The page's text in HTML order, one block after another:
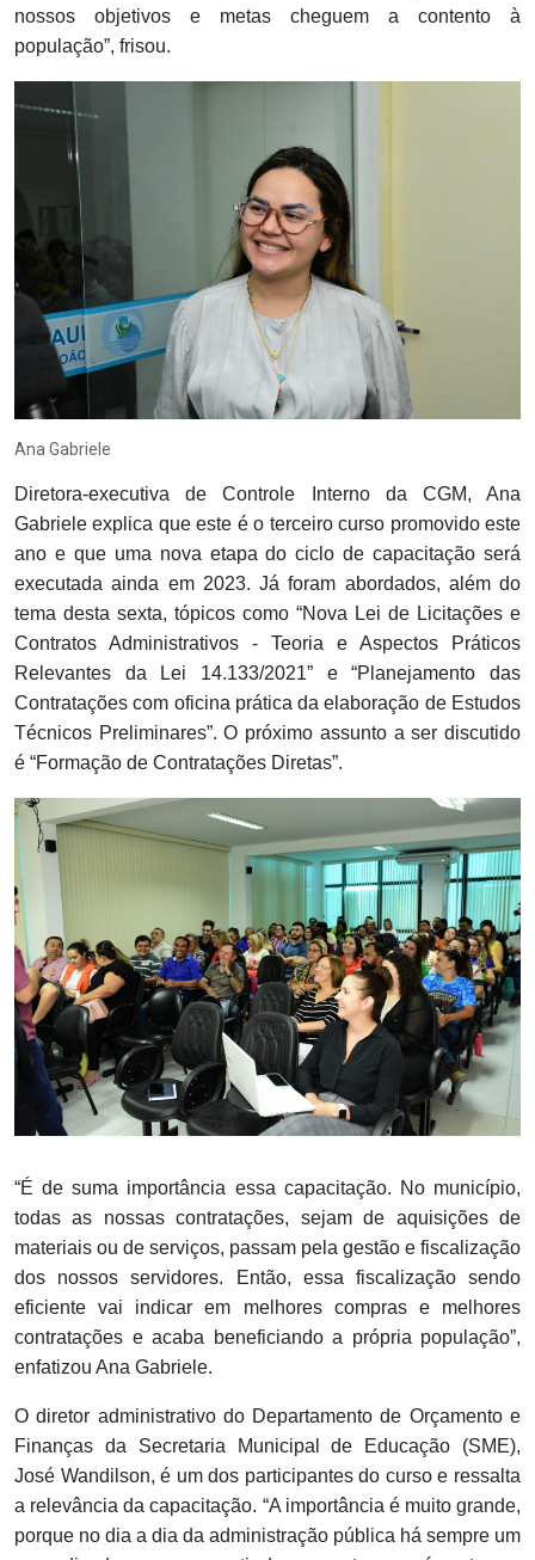
nossos objetivos e metas cheguem a contento à
população”, frisou.
Ana Gabriele
Diretora-executiva de Controle Interno da CGM, Ana
Gabriele explica que este é o terceiro curso promovido este
ano e que uma nova etapa do ciclo de capacitação será
executada ainda em 2023. Já foram abordados, além do
tema desta sexta, tópicos como “Nova Lei de Licitações e
Contratos Administrativos - Teoria e Aspectos Práticos
Relevantes da Lei 14.133/2021” e “Planejamento das
Contratações com oficina prática da elaboração de Estudos
Técnicos Preliminares”. O próximo assunto a ser discutido
é “Formação de Contratações Diretas”.
“É de suma importância essa capacitação. No município,
todas as nossas contratações, sejam de aquisições de
materiais ou de serviços, passam pela gestão e fiscalização
dos nossos servidores. Então, essa fiscalização sendo
eficiente vai indicar em melhores compras e melhores
contratações e acaba beneficiando a própria população”,
enfatizou Ana Gabriele.
O diretor administrativo do Departamento de Orçamento e
Finanças da Secretaria Municipal de Educação (SME),
José Wandilson, é um dos participantes do curso e ressalta
a relevância da capacitação. “A importância é muito grande,
porque no dia a dia da administração pública há sempre um